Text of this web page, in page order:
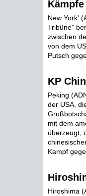
New York'
Tribüne"
zwischen
von dem
Putsch
KP
Peking
der USA,
mit dem
überzeugt,
Kampf
Hiroshima